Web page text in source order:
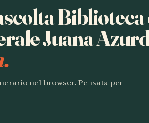
Juana
nel browser. Pensata per